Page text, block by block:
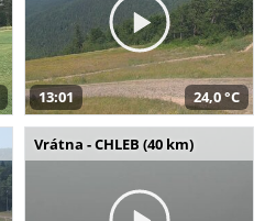
13:01 24,0 °C
Vrátna - CHLEB (40 km)